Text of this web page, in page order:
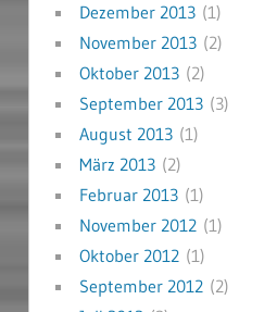
Dezember 2013(1)
November 2013(2)
Oktober 2013(2)
September 2013(3)
August 2013(1)
März 2013(2)
Februar 2013(1)
November 2012(1)
Oktober 2012(1)
September 2012(2)